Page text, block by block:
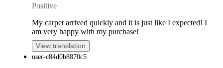
Positive
My carpet arrived quickly and it is just like I expected! I
am very happy with my purchase!
View translation
user-c84d0b8870c5